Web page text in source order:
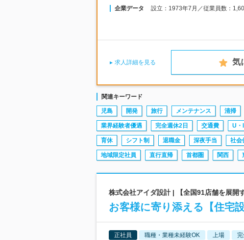
企業データ 設立：1973年7月／従業員数：
求人詳細を見る 気
関連キーワード
児島 開発 旅行 メンテナンス 清掃
業界経験者優遇 完全週休2日 交通費 U・
育休 シフト制 退職金 深夜手当 社会
地域限定社員 直行直帰 首都圏 関西
株式会社アイダ設計 | 【全国91店舗を展開
お客様に寄り添える【住宅
正社員 職種・業種未経験OK 上場 完